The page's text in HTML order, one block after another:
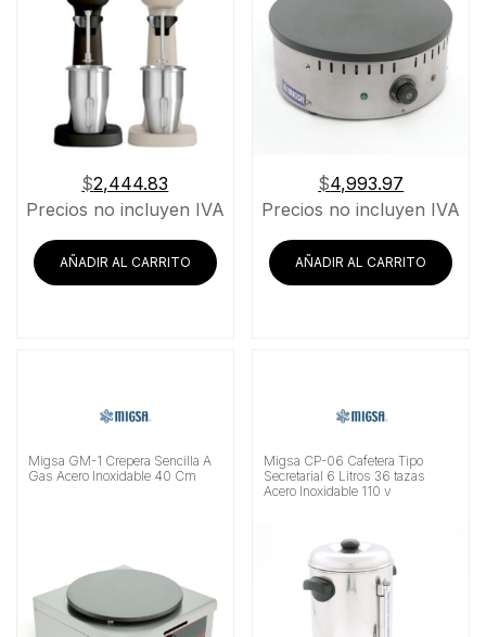
$2,444.83
Precios no incluyen IVA
AÑADIR AL CARRITO
$4,993.97
Precios no incluyen IVA
AÑADIR AL CARRITO
Migsa GM-1 Crepera Sencilla A
Gas Acero Inoxidable 40 Cm
Migsa CP-06 Cafetera Tipo
Secretarial 6 Litros 36 tazas
Acero Inoxidable 110 v